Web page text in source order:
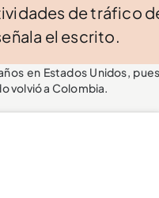
de tráfico
el escrito.
en Estados Unidos,
volvió a Colombia.